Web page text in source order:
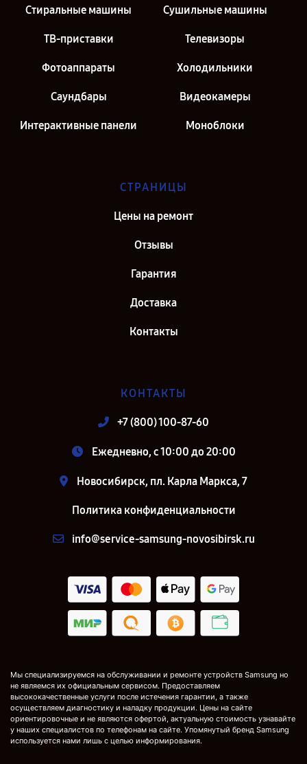
Стиральные машины Сушильные машины
ТВ-приставки Телевизоры
Фотоаппараты Холодильники
Саундбары Видеокамеры
Интерактивные панели Моноблоки
СТРАНИЦЫ
Цены на ремонт
Отзывы
Гарантия
Доставка
Контакты
КОНТАКТЫ
+7 (800) 100-87-60
Ежедневно, с 10:00 до 20:00
Новосибирск, пл. Карла Маркса, 7
Политика конфиденциальности
info@service-samsung-novosibirsk.ru
Мы специализируемся на обслуживании и ремонте устройств Samsung но
не являемся их официальным сервисом. Предоставляем
высококачественные услуги после истечения гарантии, а также
осуществляем диагностику и наладку продукции. Цены на сайте
ориентировочные и не являются офертой, актуальную стоимость узнавайте
у наших специалистов по телефонам на сайте. Упомянутый бренд Samsung
используется нами лишь с целью информирования.